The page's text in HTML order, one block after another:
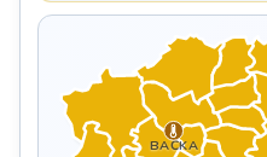
BAČKA